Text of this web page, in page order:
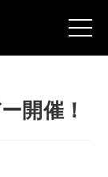
開催！